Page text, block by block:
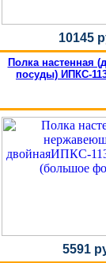
10145
Полка настенная
посуды) ИПКС-
5591